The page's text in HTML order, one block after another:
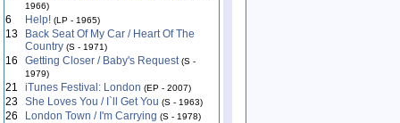
1966)
6 Help! (LP - 1965)
13
Back Seat Of My Car / Heart Of The
Country (S - 1971)
16 Getting Closer / Baby's Request (S -
1979)
21 iTunes Festival: London (EP - 2007)
23 She Loves You / I`ll Get You (S - 1963)
26 London Town / I'm Carrying (S - 1978)